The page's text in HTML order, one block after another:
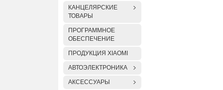
КАНЦЕЛЯРСКИЕ
ТОВАРЫ
ПРОГРАММНОЕ
ОБЕСПЕЧЕНИЕ
ПРОДУКЦИЯ XIAOMI
АВТОЭЛЕКТРОНИКА
АКСЕССУАРЫ